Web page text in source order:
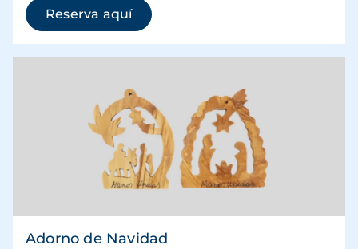
Reserva aquí(se abre en una ventana nueva)
Adorno de Navidad